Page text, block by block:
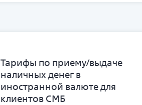
Тарифы по приему/выдаче
наличных денег в
иностранной валюте для
клиентов СМБ